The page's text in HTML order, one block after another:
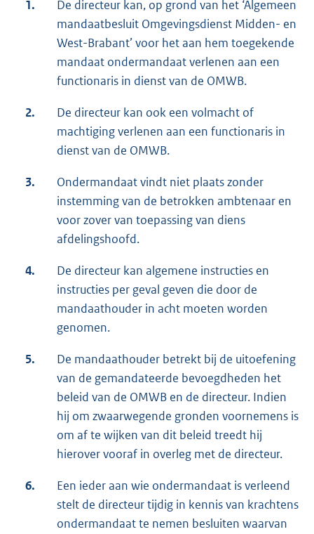
1.
De directeur kan, op grond van het ‘Algemeen
mandaatbesluit Omgevingsdienst Midden- en
West-Brabant’ voor het aan hem toegekende
mandaat ondermandaat verlenen aan een
functionaris in dienst van de OMWB.
2.
De directeur kan ook een volmacht of
machtiging verlenen aan een functionaris in
dienst van de OMWB.
3.
Ondermandaat vindt niet plaats zonder
instemming van de betrokken ambtenaar en
voor zover van toepassing van diens
afdelingshoofd.
4.
De directeur kan algemene instructies en
instructies per geval geven die door de
mandaathouder in acht moeten worden
genomen.
5.
De mandaathouder betrekt bij de uitoefening
van de gemandateerde bevoegdheden het
beleid van de OMWB en de directeur. Indien
hij om zwaarwegende gronden voornemens is
om af te wijken van dit beleid treedt hij
hierover vooraf in overleg met de directeur.
6.
Een ieder aan wie ondermandaat is verleend
stelt de directeur tijdig in kennis van krachtens
ondermandaat te nemen besluiten waarvan